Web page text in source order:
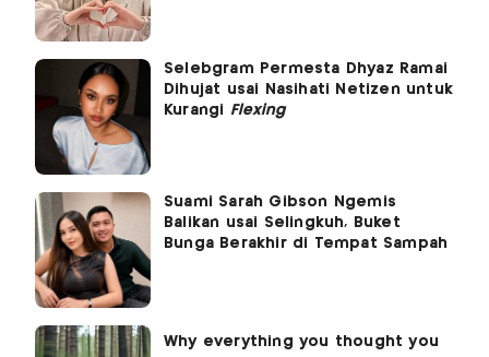
Selebgram Permesta Dhyaz Ramai
Dihujat usai Nasihati Netizen untuk
Kurangi Flexing
Suami Sarah Gibson Ngemis
Balikan usai Selingkuh, Buket
Bunga Berakhir di Tempat Sampah